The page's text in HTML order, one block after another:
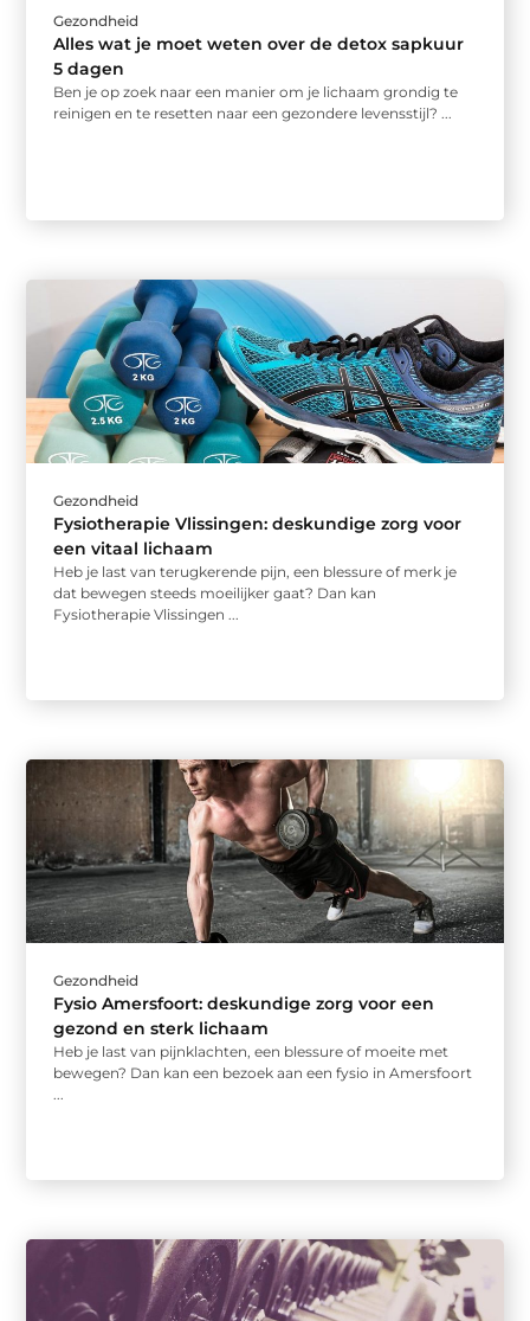
Gezondheid
Alles wat je moet weten over de detox sapkuur
5 dagen
Ben je op zoek naar een manier om je lichaam grondig te
reinigen en te resetten naar een gezondere levensstijl? ...
Gezondheid
Fysiotherapie Vlissingen: deskundige zorg voor
een vitaal lichaam
Heb je last van terugkerende pijn, een blessure of merk je
dat bewegen steeds moeilijker gaat? Dan kan
Fysiotherapie Vlissingen ...
Gezondheid
Fysio Amersfoort: deskundige zorg voor een
gezond en sterk lichaam
Heb je last van pijnklachten, een blessure of moeite met
bewegen? Dan kan een bezoek aan een fysio in Amersfoort
...